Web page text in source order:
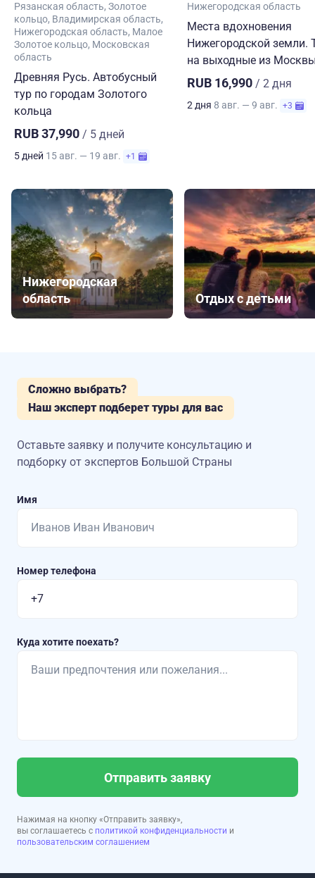
Рязанская область Золотое
кольцо Владимирская область
Нижегородская область Малое
Золотое кольцо Московская
область
Древняя Русь. Автобусный
тур по городам Золотого
кольца
RUB 37,990 / 5 дней
5 дней 15 авг. — 19 авг. +1
Нижегородская область
Места вдохновения
Нижегородской земли.
на выходные из
RUB 16,990 / 2 дня
2 дня 8 авг. — 9 авг. +3
Нижегородская
область
Отдых с детьми
Сложно выбрать?
Наш эксперт подберет туры для вас
Оставьте заявку и получите консультацию и
подборку от экспертов Большой Страны
Имя
Номер телефона
Куда хотите поехать?
Отправить заявку
Нажимая на кнопку «Отправить заявку»,
вы соглашаетесь с политикой конфиденциальности и
пользовательским соглашением